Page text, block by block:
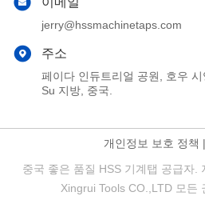
jerry@hssmachinetaps.com
주소
페이다 인듀트리얼 공원, 호우
Su 지방, 중국.
개인정보 보호 정책 |
중국 좋은 품질 HSS 기계탭 공급자.
Xingrui Tools CO.,LTD 모든